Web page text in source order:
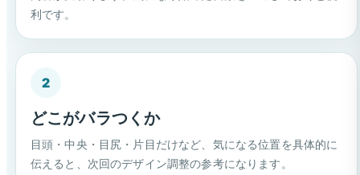
利です。
2
どこがバラつくか
目頭・中央・目尻・片目だけなど、気になる位置を具体的に
伝えると、次回のデザイン調整の参考になります。